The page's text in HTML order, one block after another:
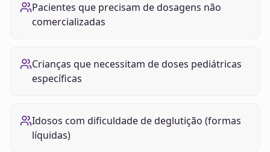
Pacientes que precisam de dosagens não
comercializadas
Crianças que necessitam de doses pediátricas
específicas
Idosos com dificuldade de deglutição (formas
líquidas)